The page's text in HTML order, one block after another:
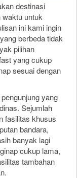
destinasi
waktu untuk
ini kami ingin
berbeda tidak
pilihan
yang cukup
sesuai dengan
yang
Sejumlah
fasilitas khusus
bandara,
banyak lagi
cukup lama,
tambahan